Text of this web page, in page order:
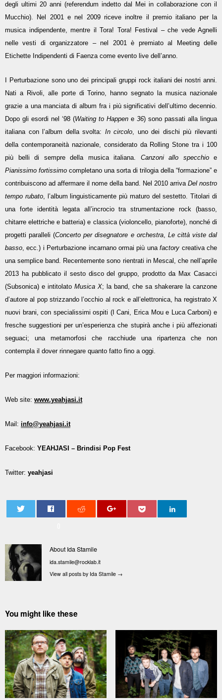
degli ultimi 20 anni (referendum indetto dal Mei in collaborazione con il
Mucchio). Nel 2001 e nel 2009 riceve inoltre il premio italiano per la
musica indipendente, mentre il Tora! Tora! Festival – che vede Agnelli
nelle vesti di organizzatore – nel 2001 è premiato al Meeting delle
Etichette Indipendenti di Faenza come evento live dell’anno.
I Perturbazione sono uno dei principali gruppi rock italiani dei nostri anni.
Nati a Rivoli, alle porte di Torino, hanno segnato la musica nazionale
grazie a una manciata di album fra i più significativi dell’ultimo decennio.
Dopo gli esordi nel ‘98 (Waiting to Happen e 36) sono passati alla lingua
italiana con l’album della svolta: In circolo , uno dei dischi più rilevanti
della contemporaneità nazionale, considerato da Rolling Stone tra i 100
più belli di sempre della musica italiana. Canzoni allo specchioe
Pianissimo fortissimo completano una sorta di trilogia della “formazione” e
contribuiscono ad affermare il nome della band. Nel 2010 arriva Del nostro
tempo rubato, l’album linguisticamente più maturo del sestetto. Titolari di
una forte identità legata all’incrocio tra strumentazione rock (basso,
chitarre elettriche e batteria) e classica (violoncello, pianoforte), nonché di
progetti paralleli (Concerto per disegnatore e orchestra, Le città viste dal
basso , ecc.) i Perturbazione incarnano ormai più unafactory creativa che
una semplice band. Recentemente sono rientrati in Mescal, che nell’aprile
2013 ha pubblicato il sesto disco del gruppo, prodotto da Max Casacci
(Subsonica) e intitolato Musica X; la band, che sa shakerare la canzone
d’autore al pop strizzando l’occhio al rock e all’elettronica, ha registrato X
nuovi brani, con specialissimi ospiti (I Cani, Erica Mou e Luca Carboni) e
fresche suggestioni per un’esperienza che stupirà anche i più affezionati
seguaci; una metamorfosi che racchiude una ripartenza che non
contempla il dover rinnegare quanto fatto fino a oggi.
Per maggiori informazioni:
Web site: www.yeahjasi.it
Mail: info@yeahjasi.it
Facebook: YEAHJASI – Brindisi Pop Fest
Twitter: yeahjasi
About Ida Stamile
ida.stamile@rocklab.it
View all posts by Ida Stamile →
You might like these